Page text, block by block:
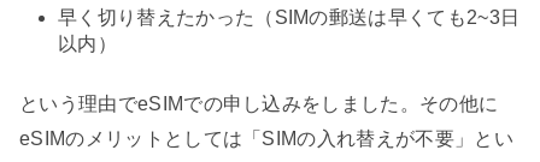
早く切り替えたかった（SIMの郵送は早くても2~3日
以内）
という理由でeSIMでの申し込みをしました。その他に
eSIMのメリットとしては「SIMの入れ替えが不要」とい